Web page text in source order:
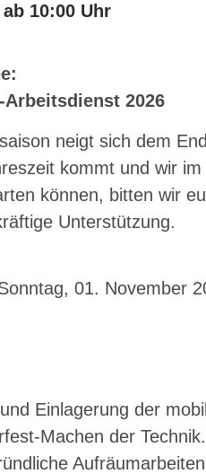
ab 10:00 Uhr
2026
neigt sich dem
kommt und wir
können, bitten wir
Unterstützung.
01. November
Einlagerung der
Machen der Technik.